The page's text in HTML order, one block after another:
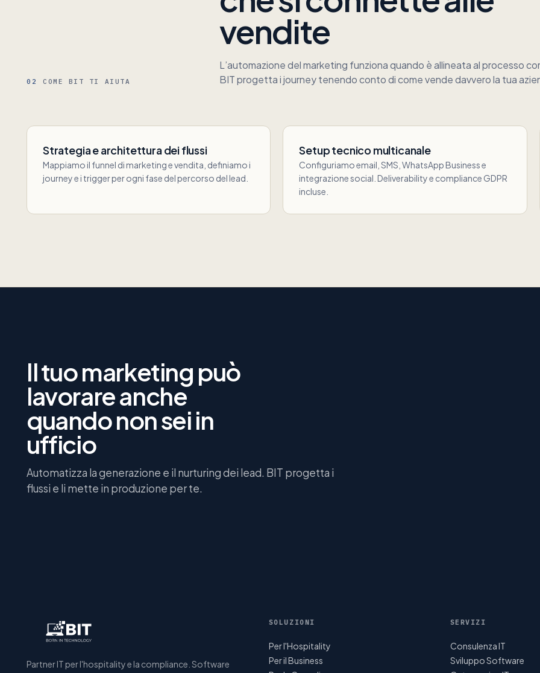
02 COME BIT TI AIUTA
vendite
L’automazione del marketing funziona quando è allineata al processo
BIT progetta i journey tenendo conto di come vende davvero la tua
Strategia e architettura dei flussi
Mappiamo il funnel di marketing e vendita, definiamo i
journey e i trigger per ogni fase del percorso del lead.
Setup tecnico multicanale
Configuriamo email, SMS, WhatsApp Business e
integrazione social. Deliverability e compliance GDPR
incluse.
Il tuo marketing può
lavorare anche
quando non sei in
ufficio
Automatizza la generazione e il nurturing dei lead. BIT progetta i
flussi e li mette in produzione per te.
Partner IT per l'hospitality e la compliance. Software
SOLUZIONI
Per l'Hospitality
Per il Business
SERVIZI
Consulenza IT
Sviluppo Software